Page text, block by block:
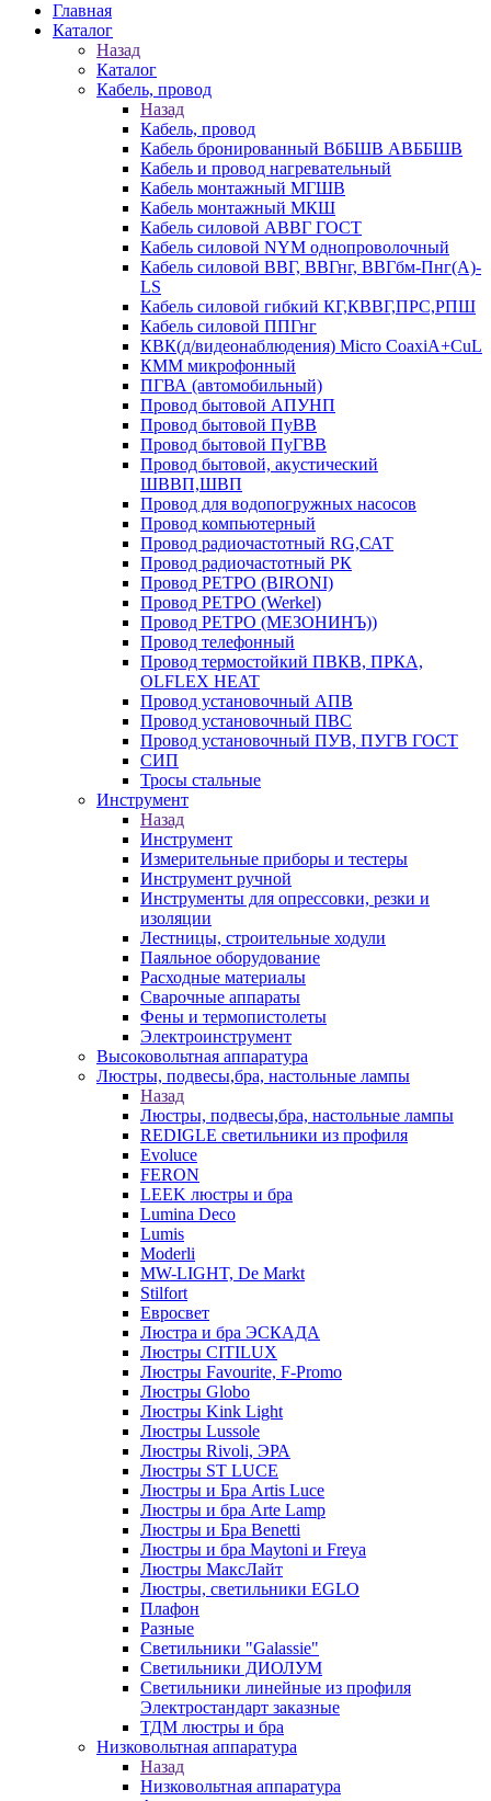
Главная
Каталог
Назад
Каталог
Кабель, провод
Назад
Кабель, провод
Кабель бронированный ВбБШВ АВББШВ
Кабель и провод нагревательный
Кабель монтажный МГШВ
Кабель монтажный МКШ
Кабель силовой АВВГ ГОСТ
Кабель силовой NYM однопроволочный
Кабель силовой ВВГ, ВВГнг, ВВГбм-Пнг(А)-
LS
Кабель силовой гибкий КГ,КВВГ,ПРС,РПШ
Кабель силовой ППГнг
КВК(д/видеонаблюдения) Micro CoaxiA+CuL
КММ микрофонный
ПГВА (автомобильный)
Провод бытовой АПУНП
Провод бытовой ПуВВ
Провод бытовой ПуГВВ
Провод бытовой, акустический
ШВВП,ШВП
Провод для водопогружных насосов
Провод компьютерный
Провод радиочастотный RG,САТ
Провод радиочастотный РК
Провод РЕТРО (BIRONI)
Провод РЕТРО (Werkel)
Провод РЕТРО (МЕЗОНИНЪ))
Провод телефонный
Провод термостойкий ПВКВ, ПРКА,
OLFLEX HEAT
Провод установочный АПВ
Провод установочный ПВС
Провод установочный ПУВ, ПУГВ ГОСТ
СИП
Тросы стальные
Инструмент
Назад
Инструмент
Измерительные приборы и тестеры
Инструмент ручной
Инструменты для опрессовки, резки и
изоляции
Лестницы, строительные ходули
Паяльное оборудование
Расходные материалы
Сварочные аппараты
Фены и термопистолеты
Электроинструмент
Высоковольтная аппаратура
Люстры, подвесы,бра, настольные лампы
Назад
Люстры, подвесы,бра, настольные лампы
REDIGLE светильники из профиля
Evoluce
FERON
LEEK люстры и бра
Lumina Deco
Lumis
Moderli
MW-LIGHT, De Markt
Stilfort
Евросвет
Люстра и бра ЭСКАДА
Люстры CITILUX
Люстры Favourite, F-Promo
Люстры Globo
Люстры Kink Light
Люстры Lussole
Люстры Rivoli, ЭРА
Люстры ST LUCE
Люстры и Бра Artis Luce
Люстры и бра Arte Lamp
Люстры и Бра Benetti
Люстры и бра Maytoni и Freya
Люстры МаксЛайт
Люстры, светильники EGLO
Плафон
Разные
Светильники "Galassie"
Светильники ДИОЛУМ
Светильники линейные из профиля
Электростандарт заказные
ТДМ люстры и бра
Низковольтная аппаратура
Назад
Низковольтная аппаратура